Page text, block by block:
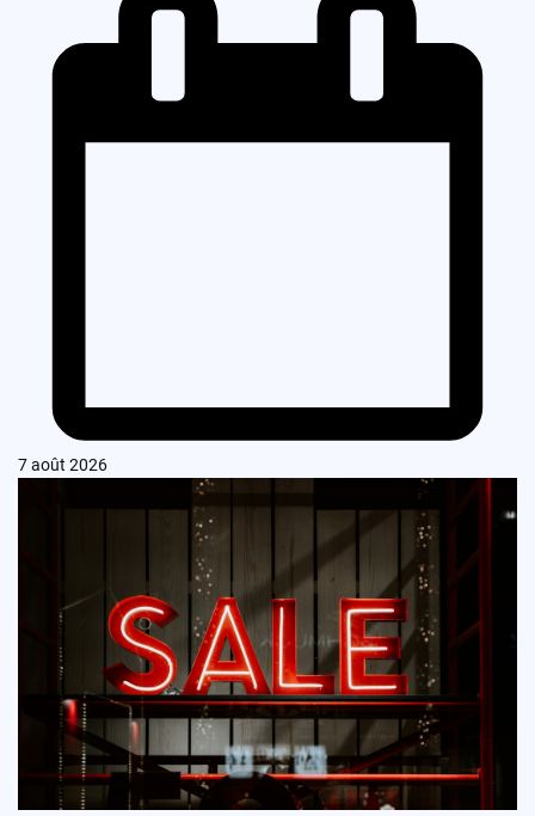
7 août 2026